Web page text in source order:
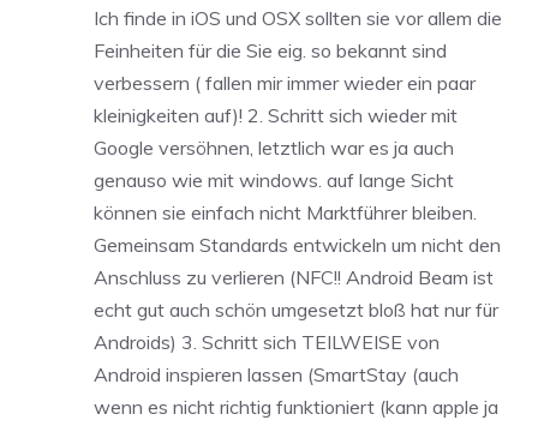
Ich finde in iOS und OSX sollten sie vor allem die
Feinheiten für die Sie eig. so bekannt sind
verbessern ( fallen mir immer wieder ein paar
kleinigkeiten auf)! 2. Schritt sich wieder mit
Google versöhnen, letztlich war es ja auch
genauso wie mit windows. auf lange Sicht
können sie einfach nicht Marktführer bleiben.
Gemeinsam Standards entwickeln um nicht den
Anschluss zu verlieren (NFC!! Android Beam ist
echt gut auch schön umgesetzt bloß hat nur für
Androids) 3. Schritt sich TEILWEISE von
Android inspieren lassen (SmartStay (auch
wenn es nicht richtig funktioniert (kann apple ja